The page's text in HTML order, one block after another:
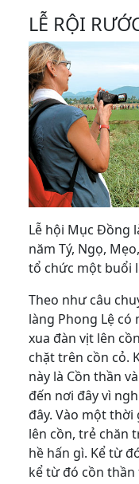
LỄ RỘI
Lễ hội Mục Đồng
năm Tý, Ngọ,
tổ chức một buổi
Theo như câu
làng Phong Lệ
xua đàn vịt lên
chặt trên cồn cỏ.
này là Cồn thần
đến nơi đây vì
đây. Vào một thời
lên cồn, trẻ chăn
hề hấn gì. Kể từ
kể từ đó cồn